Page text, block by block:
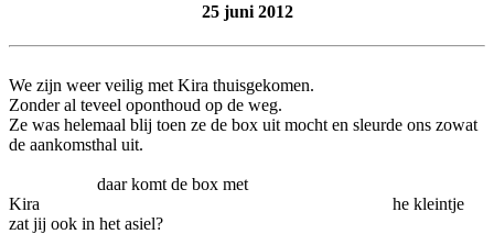
25 juni 2012
We zijn weer veilig met Kira thuisgekomen.
Zonder al teveel oponthoud op de weg.
Ze was helemaal blij toen ze de box uit mocht en sleurde ons zowat
de aankomsthal uit.
daar komt de box met
Kira he kleintje
zat jij ook in het asiel?